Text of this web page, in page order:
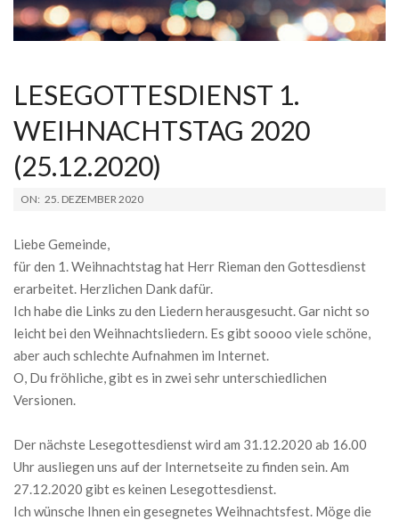
LESEGOTTESDIENST 1.
WEIHNACHTSTAG 2020
(25.12.2020)
2020-
25
ON: 25. DEZEMBER 2020
Liebe Gemeinde,
für den 1. Weihnachtstag hat Herr Rieman den Gottesdienst
erarbeitet. Herzlichen Dank dafür.
Ich habe die Links zu den Liedern herausgesucht. Gar nicht so
leicht bei den Weihnachtsliedern. Es gibt soooo viele schöne,
aber auch schlechte Aufnahmen im Internet.
O, Du fröhliche, gibt es in zwei sehr unterschiedlichen
Versionen.
Der nächste Lesegottesdienst wird am 31.12.2020 ab 16.00
Uhr ausliegen uns auf der Internetseite zu finden sein. Am
27.12.2020 gibt es keinen Lesegottesdienst.
Ich wünsche Ihnen ein gesegnetes Weihnachtsfest. Möge die